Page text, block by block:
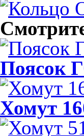
Поясок
Хомут